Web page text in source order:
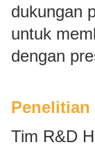
dukungan
untuk
dengan
Penelitian
Tim R&D